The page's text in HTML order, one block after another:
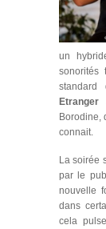
un
sonorités
Etranger
Borodine,
connait.
La soirée
par le
nouvelle
dans
cela